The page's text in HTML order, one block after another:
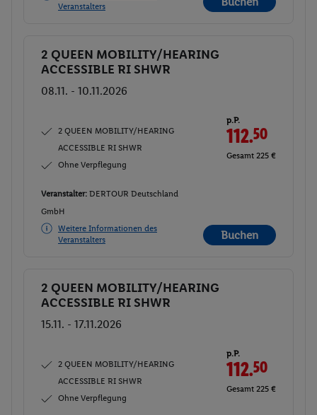
Veranstalters
Buchen
2 QUEEN MOBILITY/HEARING
ACCESSIBLE RI SHWR
08.11. - 10.11.2026
2 QUEEN MOBILITY/HEARING
ACCESSIBLE RI SHWR
Ohne Verpflegung
p.P.
112.50
Gesamt 225 €
Veranstalter: DERTOUR Deutschland
GmbH
Weitere Informationen des
Veranstalters
Buchen
Buchen
2 QUEEN MOBILITY/HEARING
ACCESSIBLE RI SHWR
15.11. - 17.11.2026
2 QUEEN MOBILITY/HEARING
ACCESSIBLE RI SHWR
Ohne Verpflegung
p.P.
112.50
Gesamt 225 €